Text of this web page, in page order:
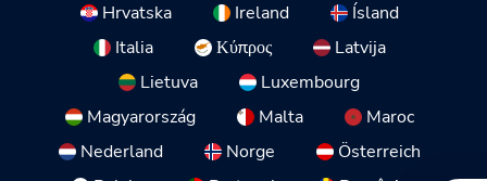
Hrvatska
Ireland
Ísland
Italia
Κύπρος
Latvija
Lietuva
Luxembourg
Magyarország
Malta
Maroc
Nederland
Norge
Österreich